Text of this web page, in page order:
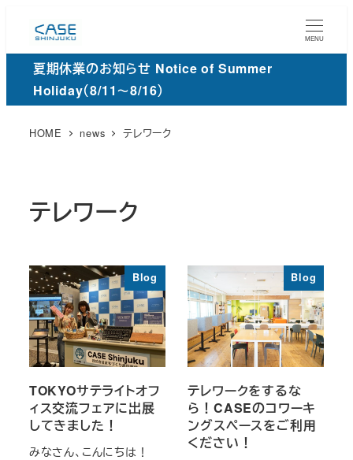
ン
MENU
夏期休業のお知らせ Notice of Summer
Holiday（8/11～8/16）
HOME news テレワーク
テレワーク
Blog
TOKYOサテライトオフ
ィス交流フェアに出展
してきました！
みなさん、こんにちは！
Blog
テレワークをするな
ら！CASEのコワーキ
ングスペースをご利用
ください！